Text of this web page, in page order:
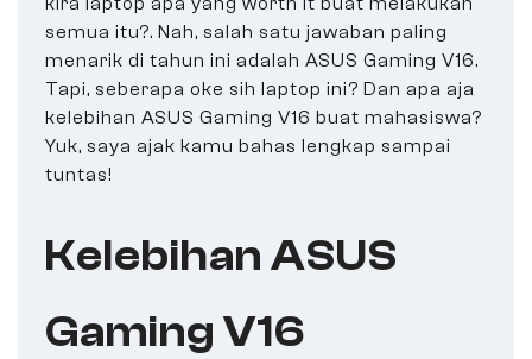
semua itu?. Nah, salah satu jawaban paling
menarik di tahun ini adalah ASUS Gaming V16.
Tapi, seberapa oke sih laptop ini? Dan apa aja
kelebihan ASUS Gaming V16 buat mahasiswa?
Yuk, saya ajak kamu bahas lengkap sampai
tuntas!
Kelebihan ASUS
Gaming V16